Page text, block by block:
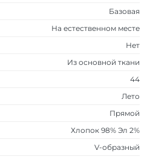
Базовая
На естественном месте
Нет
Из основной ткани
44
Лето
Прямой
Хлопок 98% Эл 2%
V-образный